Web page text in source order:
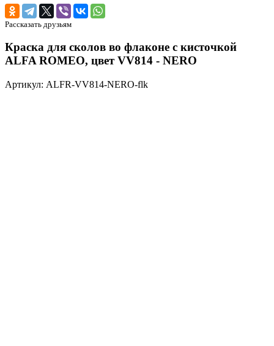
Рассказать друзьям
Краска для сколов во флаконе с кисточкой
ALFA ROMEO, цвет VV814 - NERO
Артикул: ALFR-VV814-NERO-flk